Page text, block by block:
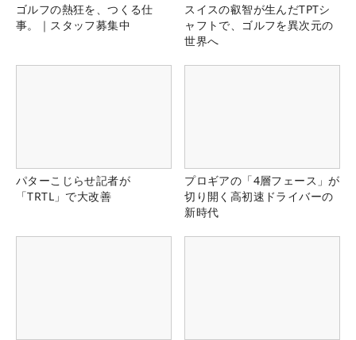
ゴルフの熱狂を、つくる仕
事。｜スタッフ募集中
スイスの叡智が生んだTPTシ
ャフトで、ゴルフを異次元の
世界へ
パターこじらせ記者が
「TRTL」で大改善
プロギアの「4層フェース」が
切り開く高初速ドライバーの
新時代